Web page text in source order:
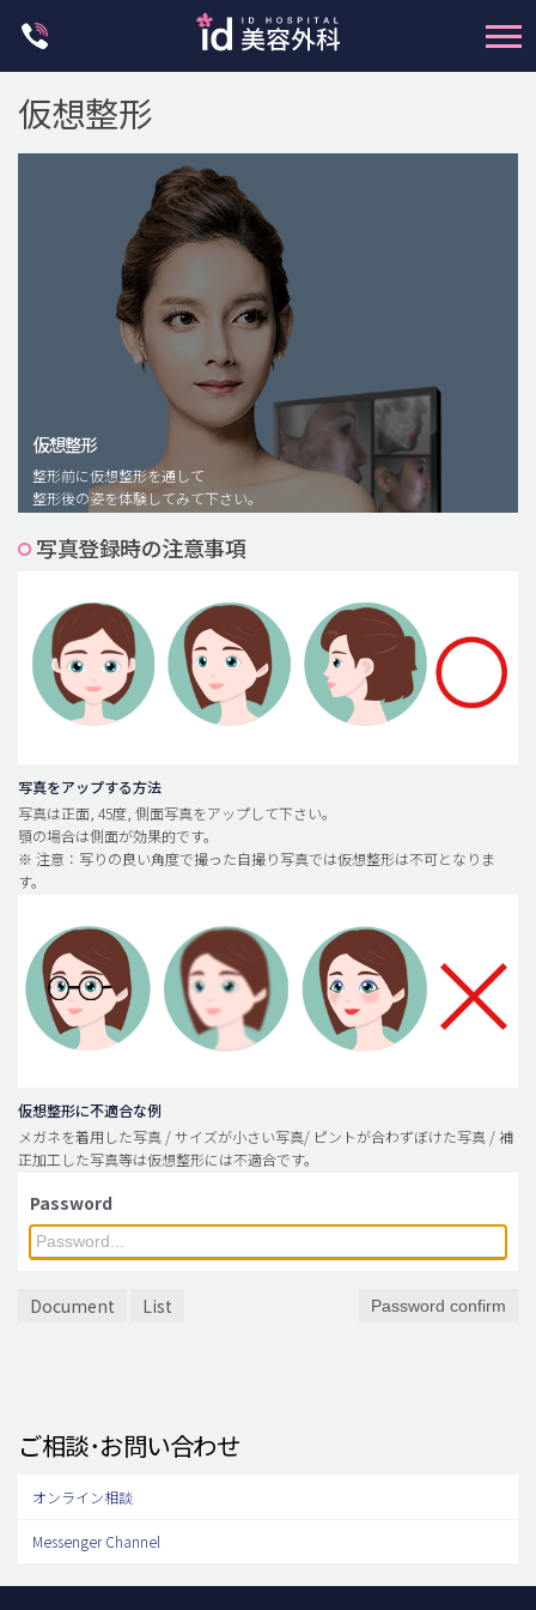
脂肪注入(アンチエイジング)
豊胸手術・バストアップ
プチ整形
メンズ整形
idリアルストーリー
idニュース
安全整形
料金一覧
ご相談のお問い合わせ
仮想整形
仮想整形
整形前に仮想整形を通して
整形後の姿を体験してみて下さい。
写真登録時の注意事項
写真をアップする方法
写真は正面, 45度, 側面写真をアップして下さい。
顎の場合は側面が効果的です。
※ 注意：写りの良い角度で撮った自撮り写真では仮想整形は不可となりま
す。
仮想整形に不適合な例
メガネを着用した写真 / サイズが小さい写真/ ピントが合わずぼけた写真 / 補
正加工した写真等は仮想整形には不適合です。
Password
Document List Password confirm
ご相談･お問い合わせ
オンライン相談
Messenger Channel